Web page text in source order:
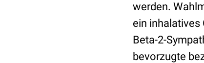
werden.
ein
Beta-2-
bevorzugte